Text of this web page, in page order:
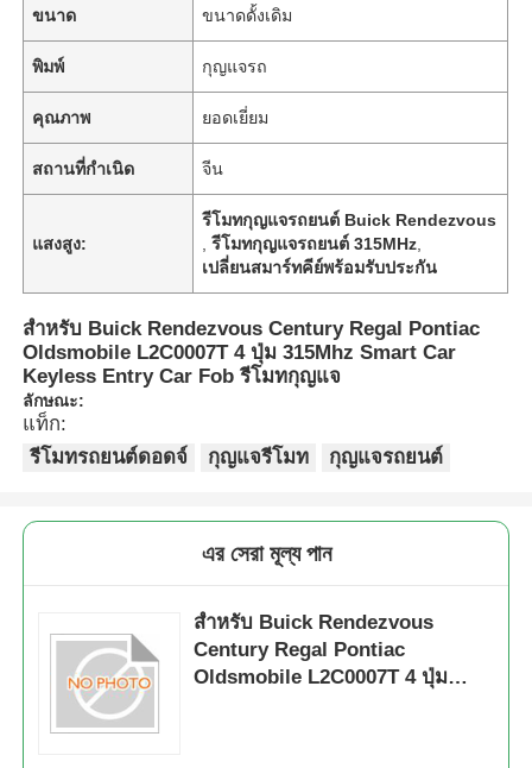
ขนาด ขนาดดั้งเดิม
พิมพ์ กุญแจรถ
คุณภาพ ยอดเยี่ยม
สถานที่กำเนิด จีน
แสงสูง:
รีโมทกุญแจรถยนต์ Buick Rendezvous
,รีโมทกุญแจรถยนต์ 315MHz
เปลี่ยนสมาร์ทคีย์พร้อมรับประกัน
สำหรับ Buick Rendezvous Century Regal Pontiac
Oldsmobile L2C0007T 4 ปุ่ม 315Mhz Smart Car
Keyless Entry Car Fob รีโมทกุญแจ
ลักษณะ:
แท็ก:
รีโมทรถยนต์ดอดจ์
กุญแจรีโมท กุญแจรถยนต์
এর সেরা মূল্য পান
สำหรับ Buick Rendezvous
Century Regal Pontiac
Oldsmobile L2C0007T 4 ปุ่ม